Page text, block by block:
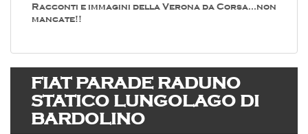
Racconti e immagini della Verona da Corsa...non
mancate!!
FIAT PARADE RADUNO
STATICO LUNGOLAGO DI
BARDOLINO